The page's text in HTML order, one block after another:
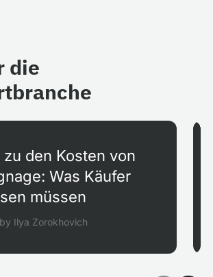
die
zu den Kosten von
Was Käufer
müssen
by Ilya Zorokhovich